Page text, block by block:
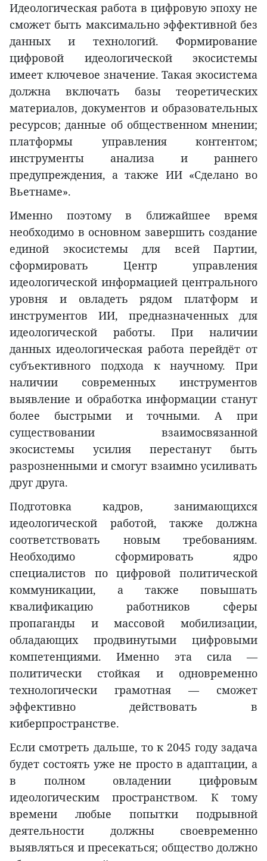
Идеологическая работа в цифровую эпоху не
сможет быть максимально эффективной без
данных и технологий. Формирование
цифровой идеологической экосистемы
имеет ключевое значение. Такая экосистема
должна включать базы теоретических
материалов, документов и образовательных
ресурсов; данные об общественном мнении;
платформы управления контентом;
инструменты анализа и раннего
предупреждения, а также ИИ «Сделано во
Вьетнаме».
Именно поэтому в ближайшее время
необходимо в основном завершить создание
единой экосистемы для всей Партии,
сформировать Центр управления
идеологической информацией центрального
уровня и овладеть рядом платформ и
инструментов ИИ, предназначенных для
идеологической работы. При наличии
данных идеологическая работа перейдёт от
субъективного подхода к научному. При
наличии современных инструментов
выявление и обработка информации станут
более быстрыми и точными. А при
существовании взаимосвязанной
экосистемы усилия перестанут быть
разрозненными и смогут взаимно усиливать
друг друга.
Подготовка кадров, занимающихся
идеологической работой, также должна
соответствовать новым требованиям.
Необходимо сформировать ядро
специалистов по цифровой политической
коммуникации, а также повышать
квалификацию работников сферы
пропаганды и массовой мобилизации,
обладающих продвинутыми цифровыми
компетенциями. Именно эта сила —
политически стойкая и одновременно
технологически грамотная — сможет
эффективно действовать в
киберпространстве.
Если смотреть дальше, то к 2045 году задача
будет состоять уже не просто в адаптации, а
в полном овладении цифровым
идеологическим пространством. К тому
времени любые попытки подрывной
деятельности должны своевременно
выявляться и пресекаться; общество должно